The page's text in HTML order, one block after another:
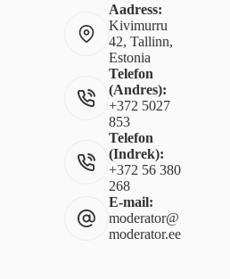
Aadress:
Kivimurru
42, Tallinn,
Estonia
Telefon
(Andres):
+372 5027
853
Telefon
(Indrek):
+372 56 380
268
E-mail:
moderator@
moderator.ee